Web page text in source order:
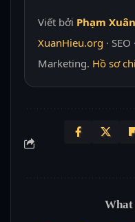
Viết bởi Phạm
XuanHieu.org ·
Marketing. Hồ sơ
What